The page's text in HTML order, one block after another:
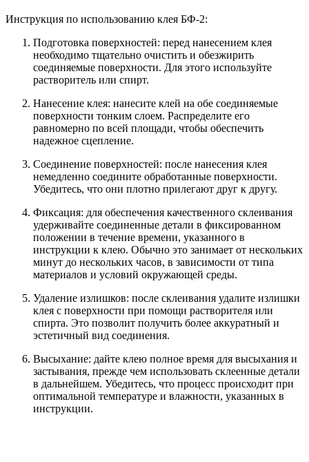
Инструкция по использованию клея БФ-2:
Подготовка поверхностей: перед нанесением клея
необходимо тщательно очистить и обезжирить
соединяемые поверхности. Для этого используйте
растворитель или спирт.
Нанесение клея: нанесите клей на обе соединяемые
поверхности тонким слоем. Распределите его
равномерно по всей площади, чтобы обеспечить
надежное сцепление.
Соединение поверхностей: после нанесения клея
немедленно соедините обработанные поверхности.
Убедитесь, что они плотно прилегают друг к другу.
Фиксация: для обеспечения качественного склеивания
удерживайте соединенные детали в фиксированном
положении в течение времени, указанного в
инструкции к клею. Обычно это занимает от нескольких
минут до нескольких часов, в зависимости от типа
материалов и условий окружающей среды.
Удаление излишков: после склеивания удалите излишки
клея с поверхности при помощи растворителя или
спирта. Это позволит получить более аккуратный и
эстетичный вид соединения.
Высыхание: дайте клею полное время для высыхания и
застывания, прежде чем использовать склеенные детали
в дальнейшем. Убедитесь, что процесс происходит при
оптимальной температуре и влажности, указанных в
инструкции.